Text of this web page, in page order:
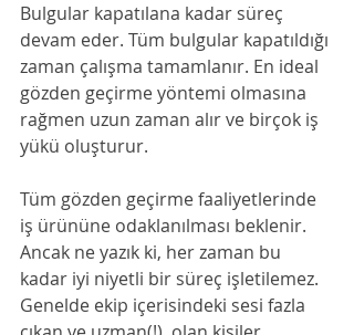
Bulgular kapatılana kadar süreç
devam eder. Tüm bulgular kapatıldığı
zaman çalışma tamamlanır. En ideal
gözden geçirme yöntemi olmasına
rağmen uzun zaman alır ve birçok iş
yükü oluşturur.
Tüm gözden geçirme faaliyetlerinde
iş ürününe odaklanılması beklenir.
Ancak ne yazık ki, her zaman bu
kadar iyi niyetli bir süreç işletilemez.
Genelde ekip içerisindeki sesi fazla